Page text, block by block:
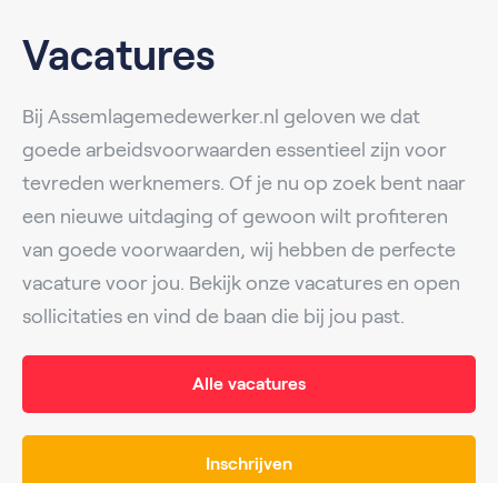
Vacatures
Bij Assemlagemedewerker.nl geloven we dat
goede arbeidsvoorwaarden essentieel zijn voor
tevreden werknemers. Of je nu op zoek bent naar
een nieuwe uitdaging of gewoon wilt profiteren
van goede voorwaarden, wij hebben de perfecte
vacature voor jou. Bekijk onze vacatures en open
sollicitaties en vind de baan die bij jou past.
Alle vacatures
Inschrijven